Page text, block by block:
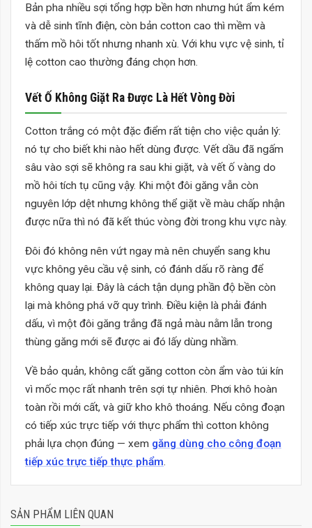
Bản pha nhiều sợi tổng hợp bền hơn nhưng hút ẩm kém
và dễ sinh tĩnh điện, còn bản cotton cao thì mềm và
thấm mồ hôi tốt nhưng nhanh xù. Với khu vực vệ sinh, tỉ
lệ cotton cao thường đáng chọn hơn.
Vết Ố Không Giặt Ra Được Là Hết Vòng Đời
Cotton trắng có một đặc điểm rất tiện cho việc quản lý:
nó tự cho biết khi nào hết dùng được. Vết dầu đã ngấm
sâu vào sợi sẽ không ra sau khi giặt, và vết ố vàng do
mồ hôi tích tụ cũng vậy. Khi một đôi găng vẫn còn
nguyên lớp dệt nhưng không thể giặt về màu chấp nhận
được nữa thì nó đã kết thúc vòng đời trong khu vực này.
Đôi đó không nên vứt ngay mà nên chuyển sang khu
vực không yêu cầu vệ sinh, có đánh dấu rõ ràng để
không quay lại. Đây là cách tận dụng phần độ bền còn
lại mà không phá vỡ quy trình. Điều kiện là phải đánh
dấu, vì một đôi găng trắng đã ngả màu nằm lẫn trong
thùng găng mới sẽ được ai đó lấy dùng nhầm.
Về bảo quản, không cất găng cotton còn ẩm vào túi kín
vì mốc mọc rất nhanh trên sợi tự nhiên. Phơi khô hoàn
toàn rồi mới cất, và giữ kho khô thoáng. Nếu công đoạn
có tiếp xúc trực tiếp với thực phẩm thì cotton không
phải lựa chọn đúng — xem găng dùng cho công đoạn
tiếp xúc trực tiếp thực phẩm.
SẢN PHẨM LIÊN QUAN